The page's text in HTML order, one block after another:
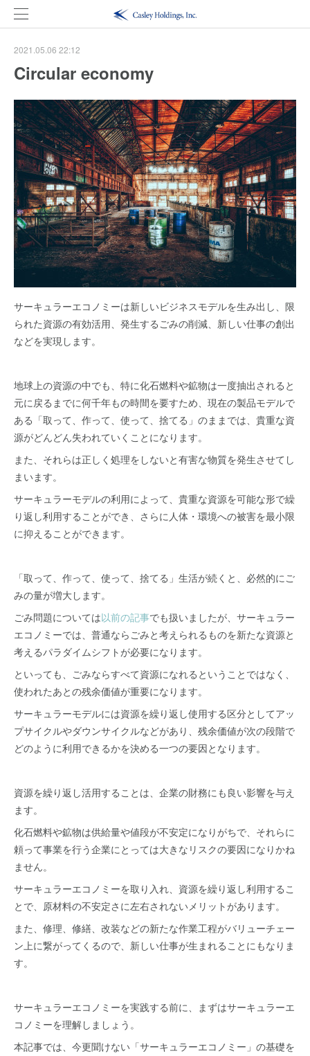
2021.05.06 22:12
Circular economy
サーキュラーエコノミーは新しいビジネスモデルを生み出し、限
られた資源の有効活用、発生するごみの削減、新しい仕事の創出
などを実現します。
地球上の資源の中でも、特に化石燃料や鉱物は一度抽出されると
元に戻るまでに何千年もの時間を要すため、現在の製品モデルで
ある「取って、作って、使って、捨てる」のままでは、貴重な資
源がどんどん失われていくことになります。
また、それらは正しく処理をしないと有害な物質を発生させてし
まいます。
サーキュラーモデルの利用によって、貴重な資源を可能な形で繰
り返し利用することができ、さらに人体・環境への被害を最小限
に抑えることができます。
「取って、作って、使って、捨てる」生活が続くと、必然的にご
みの量が増大します。
ごみ問題については以前の記事でも扱いましたが、サーキュラー
エコノミーでは、普通ならごみと考えられるものを新たな資源と
考えるパラダイムシフトが必要になります。
といっても、ごみならすべて資源になれるということではなく、
使われたあとの残余価値が重要になります。
サーキュラーモデルには資源を繰り返し使用する区分としてアッ
プサイクルやダウンサイクルなどがあり、残余価値が次の段階で
どのように利用できるかを決める一つの要因となります。
資源を繰り返し活用することは、企業の財務にも良い影響を与え
ます。
化石燃料や鉱物は供給量や値段が不安定になりがちで、それらに
頼って事業を行う企業にとっては大きなリスクの要因になりかね
ません。
サーキュラーエコノミーを取り入れ、資源を繰り返し利用するこ
とで、原材料の不安定さに左右されないメリットがあります。
また、修理、修繕、改装などの新たな作業工程がバリューチェー
ン上に繋がってくるので、新しい仕事が生まれることにもなりま
す。
サーキュラーエコノミーを実践する前に、まずはサーキュラーエ
コノミーを理解しましょう。
本記事では、今更聞けない「サーキュラーエコノミー」の基礎を